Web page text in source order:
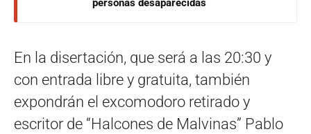
personas desaparecidas
En la disertación, que será a las 20:30 y
con entrada libre y gratuita, también
expondrán el excomodoro retirado y
escritor de “Halcones de Malvinas” Pablo